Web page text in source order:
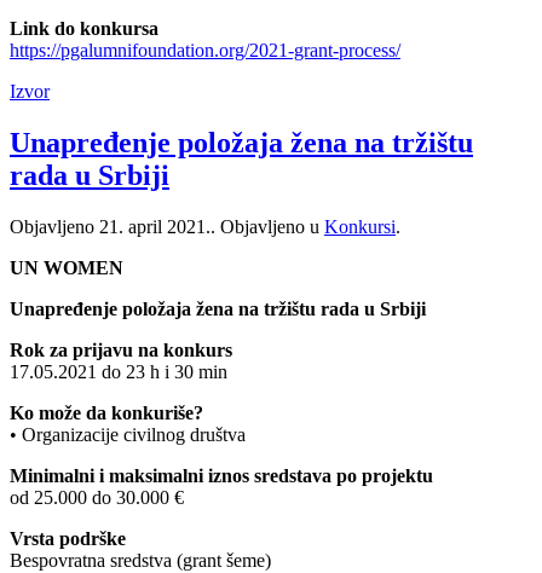
Link do konkursa
https://pgalumnifoundation.org/2021-grant-process/
Izvor
Unapređenje položaja žena na tržištu
rada u Srbiji
Objavljeno 21. april 2021.. Objavljeno u Konkursi.
UN WOMEN
Unapređenje položaja žena na tržištu rada u Srbiji
Rok za prijavu na konkurs
17.05.2021 do 23 h i 30 min
Ko može da konkuriše?
• Organizacije civilnog društva
Minimalni i maksimalni iznos sredstava po projektu
od 25.000 do 30.000 €
Vrsta podrške
Bespovratna sredstva (grant šeme)